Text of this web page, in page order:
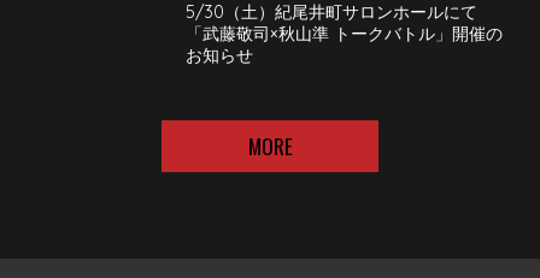
5/30（土）紀尾井町サロンホールにて
「武藤敬司×秋山準 トークバトル」開催の
お知らせ
MORE